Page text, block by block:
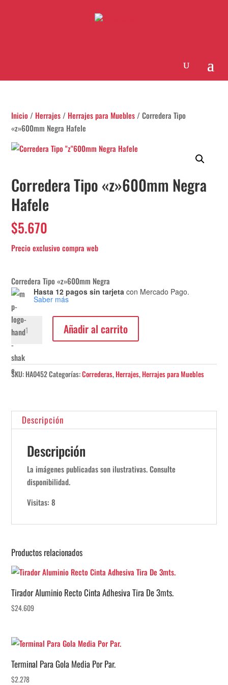
Inicio / Herrajes / Herrajes para Muebles / Corredera Tipo
«z»600mm Negra Hafele
Corredera Tipo «z»600mm Negra
Hafele
$5.670
Corredera Tipo «z»600mm Negra
Hasta 12 pagos sin tarjeta con Mercado Pago.
Saber más
Corredera
Tipo
"z"600mm
Negra
Hafele
Añadir al carrito
SKU:HA0452Categorías:Correderas,Herrajes,Herrajes para Muebles
Descripción
Descripción
La imágenes publicadas son ilustrativas. Consulte
disponibilidad.
Visitas: 8
Productos relacionados
Tirador Aluminio Recto Cinta Adhesiva Tira De 3mts.
$24.609
Terminal Para Gola Media Por Par.
$2.278